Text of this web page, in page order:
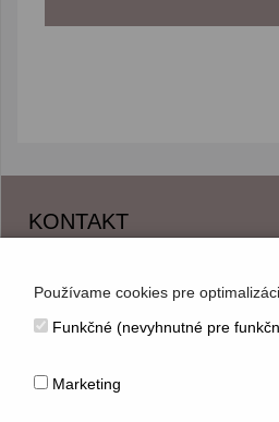
KONTAKT
Michalská 10, 815 36 Bratislava 1
+421 (2) 2047 0111, info@hc.sk
www.hc.sk
Používame cookies pre
Funkčné (nevyhnutné pre
Marketing